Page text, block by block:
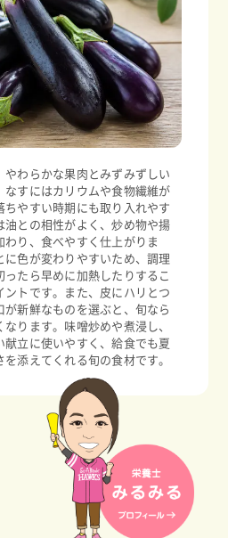
やわらかな果肉とみずみずしい
なすにはカリウムや食物繊維が
やすい時期にも取り入れやす
油との相性がよく、炒め物や揚
り、食べやすく仕上がりま
に色が変わりやすいため、調理
たら早めに加熱したりするこ
ントです。また、皮にハリとつ
新鮮なものを選ぶと、旬なら
ります。味噌炒めや煮浸し、
献立に使いやすく、給食でも夏
添えてくれる旬の食材です。